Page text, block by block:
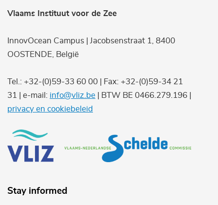
Vlaams Instituut voor de Zee
InnovOcean Campus | Jacobsenstraat 1, 8400
OOSTENDE, België
Tel.: +32-(0)59-33 60 00 | Fax: +32-(0)59-34 21
31 | e-mail: info@vliz.be | BTW BE 0466.279.196 |
privacy en cookiebeleid
Stay informed